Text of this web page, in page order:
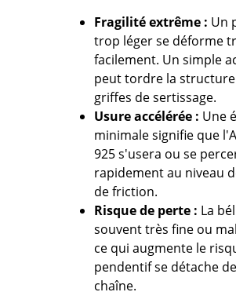
Fragilité extrême : Un
trop léger se déforme
facilement. Un simple
peut tordre la
griffes de sertissage.
Usure accélérée : Une
minimale signifie que
925 s'usera ou se
rapidement au niveau
de friction.
Risque de perte : La
souvent très fine ou
ce qui augmente le
pendentif se détache
chaîne.